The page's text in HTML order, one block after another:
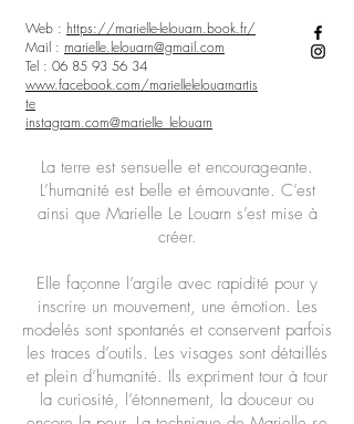
La terre est sensuelle et encourageante.
L’humanité est belle et émouvante. C’est
ainsi que Marielle Le Louarn s’est mise à
créer.
Elle façonne l’argile avec rapidité pour y
inscrire un mouvement, une émotion. Les
modelés sont spontanés et conservent parfois
les traces d’outils. Les visages sont détaillés
et plein d’humanité. Ils expriment tour à tour
la curiosité, l’étonnement, la douceur ou
Web : https://marielle-lelouarn.book.fr/
Mail : marielle.lelouarn@gmail.com
Tel : 06 85 93 56 34
www.facebook.com/mariellelelouarnartis
te
instagram.com@marielle_lelouarn